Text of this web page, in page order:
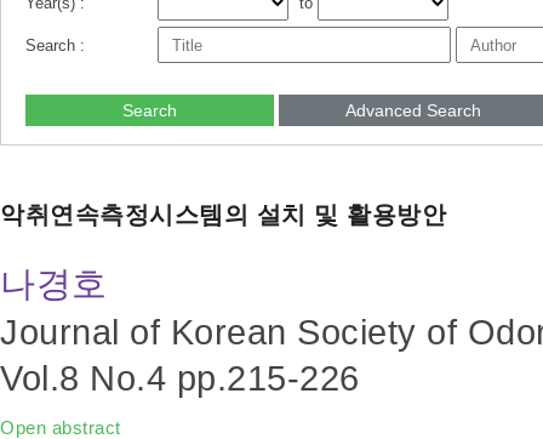
Search :
Search Advanced Search
악취연속측정시스템의 설치 및 활용방안
나경호
Journal of Korean Society of
Vol.8 No.4 pp.215-226
Open abstract